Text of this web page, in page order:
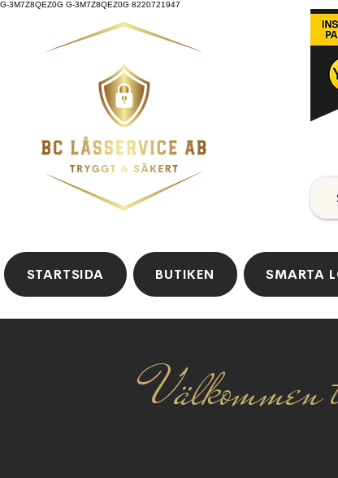
G-3M7Z8QEZ0G G-3M7Z8QEZ0G 8220721947
STARTSIDA BUTIKEN SMARTA